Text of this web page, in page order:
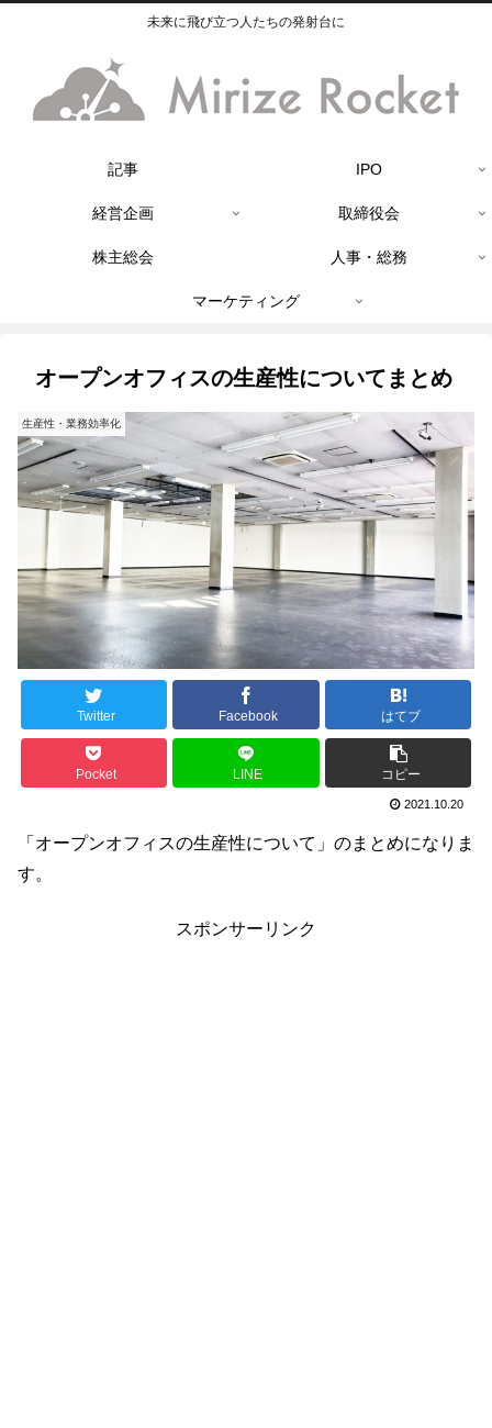
未来に飛び立つ人たちの発射台に
記事 IPO
経営企画 取締役会
株主総会 人事・総務
マーケティング
オープンオフィスの生産性についてまとめ
生産性・業務効率化
Twitter Facebook はてブ
Pocket LINE コピー
2021.10.20
「オープンオフィスの生産性について」のまとめになりま
す。
スポンサーリンク